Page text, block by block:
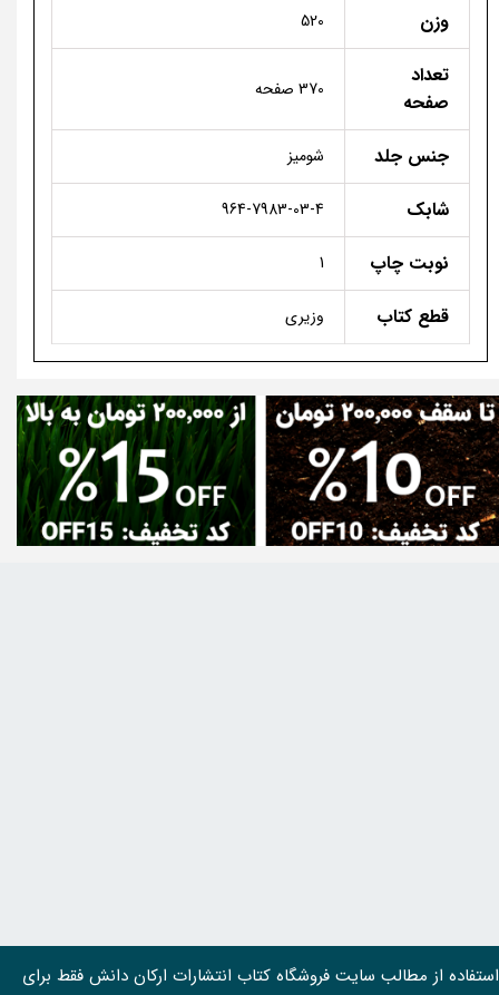
وزن
520
تعداد
صفحه
370 صفحه
جنس جلد شومیز
شابک 964-7983-03-4
نوبت چاپ 1
قطع کتاب وزیری
استفاده از مطالب سايت فروشگاه کتاب انتشارات ارکان دانش فقط برای